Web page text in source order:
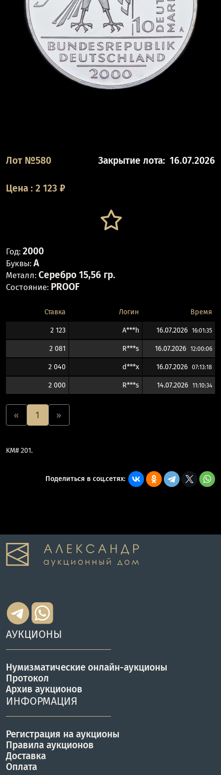
Лот №580 Закрытие лота: 16.07.2026
Цена : 2 123 ₽
Год: 2000
Буквы: А
Металл: Серебро 15,56 гр.
Состояние: PROOF
Ставка Логин Время
2 123 A***h 16.07.2026 16:01:35
2 081 R***s 16.07.2026 12:00:06
2 040 d***x 16.07.2026 07:13:18
2 000 R***s 14.07.2026 11:10:34
« 1 »
KM# 201.
Поделиться в соц.сетях:
АУКЦИОНЫ
Нумизматические онлайн-аукционы
Протокол
Архив аукционов
ИНФОРМАЦИЯ
Регистрация на аукционы
Правила аукционов
Доставка
Оплата